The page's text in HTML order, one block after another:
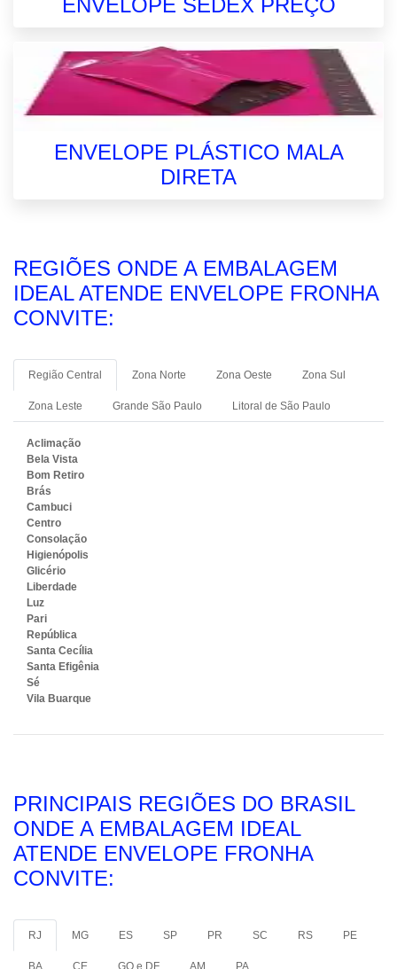
ENVELOPE SEDEX PREÇO
ENVELOPE PLÁSTICO MALA
DIRETA
REGIÕES ONDE A EMBALAGEM
IDEAL ATENDE ENVELOPE FRONHA
CONVITE:
Região Central Zona Norte Zona Oeste Zona Sul
Zona Leste Grande São Paulo Litoral de São Paulo
Aclimação
Bela Vista
Bom Retiro
Brás
Cambuci
Centro
Consolação
Higienópolis
Glicério
Liberdade
Luz
Pari
República
Santa Cecília
Santa Efigênia
Sé
Vila Buarque
PRINCIPAIS REGIÕES DO BRASIL
ONDE A EMBALAGEM IDEAL
ATENDE ENVELOPE FRONHA
CONVITE:
RJ MG ES SP PR SC RS PE
BA CE GO e DF AM PA